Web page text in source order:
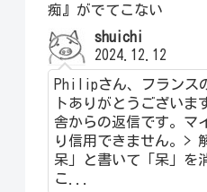
痴』がでてこない
shuichi
2024.12.12
Philipさん、フランス
トありがとうございま
舎からの返信です。マ
り信用できません。>
呆」と書いて「呆」を
こ...